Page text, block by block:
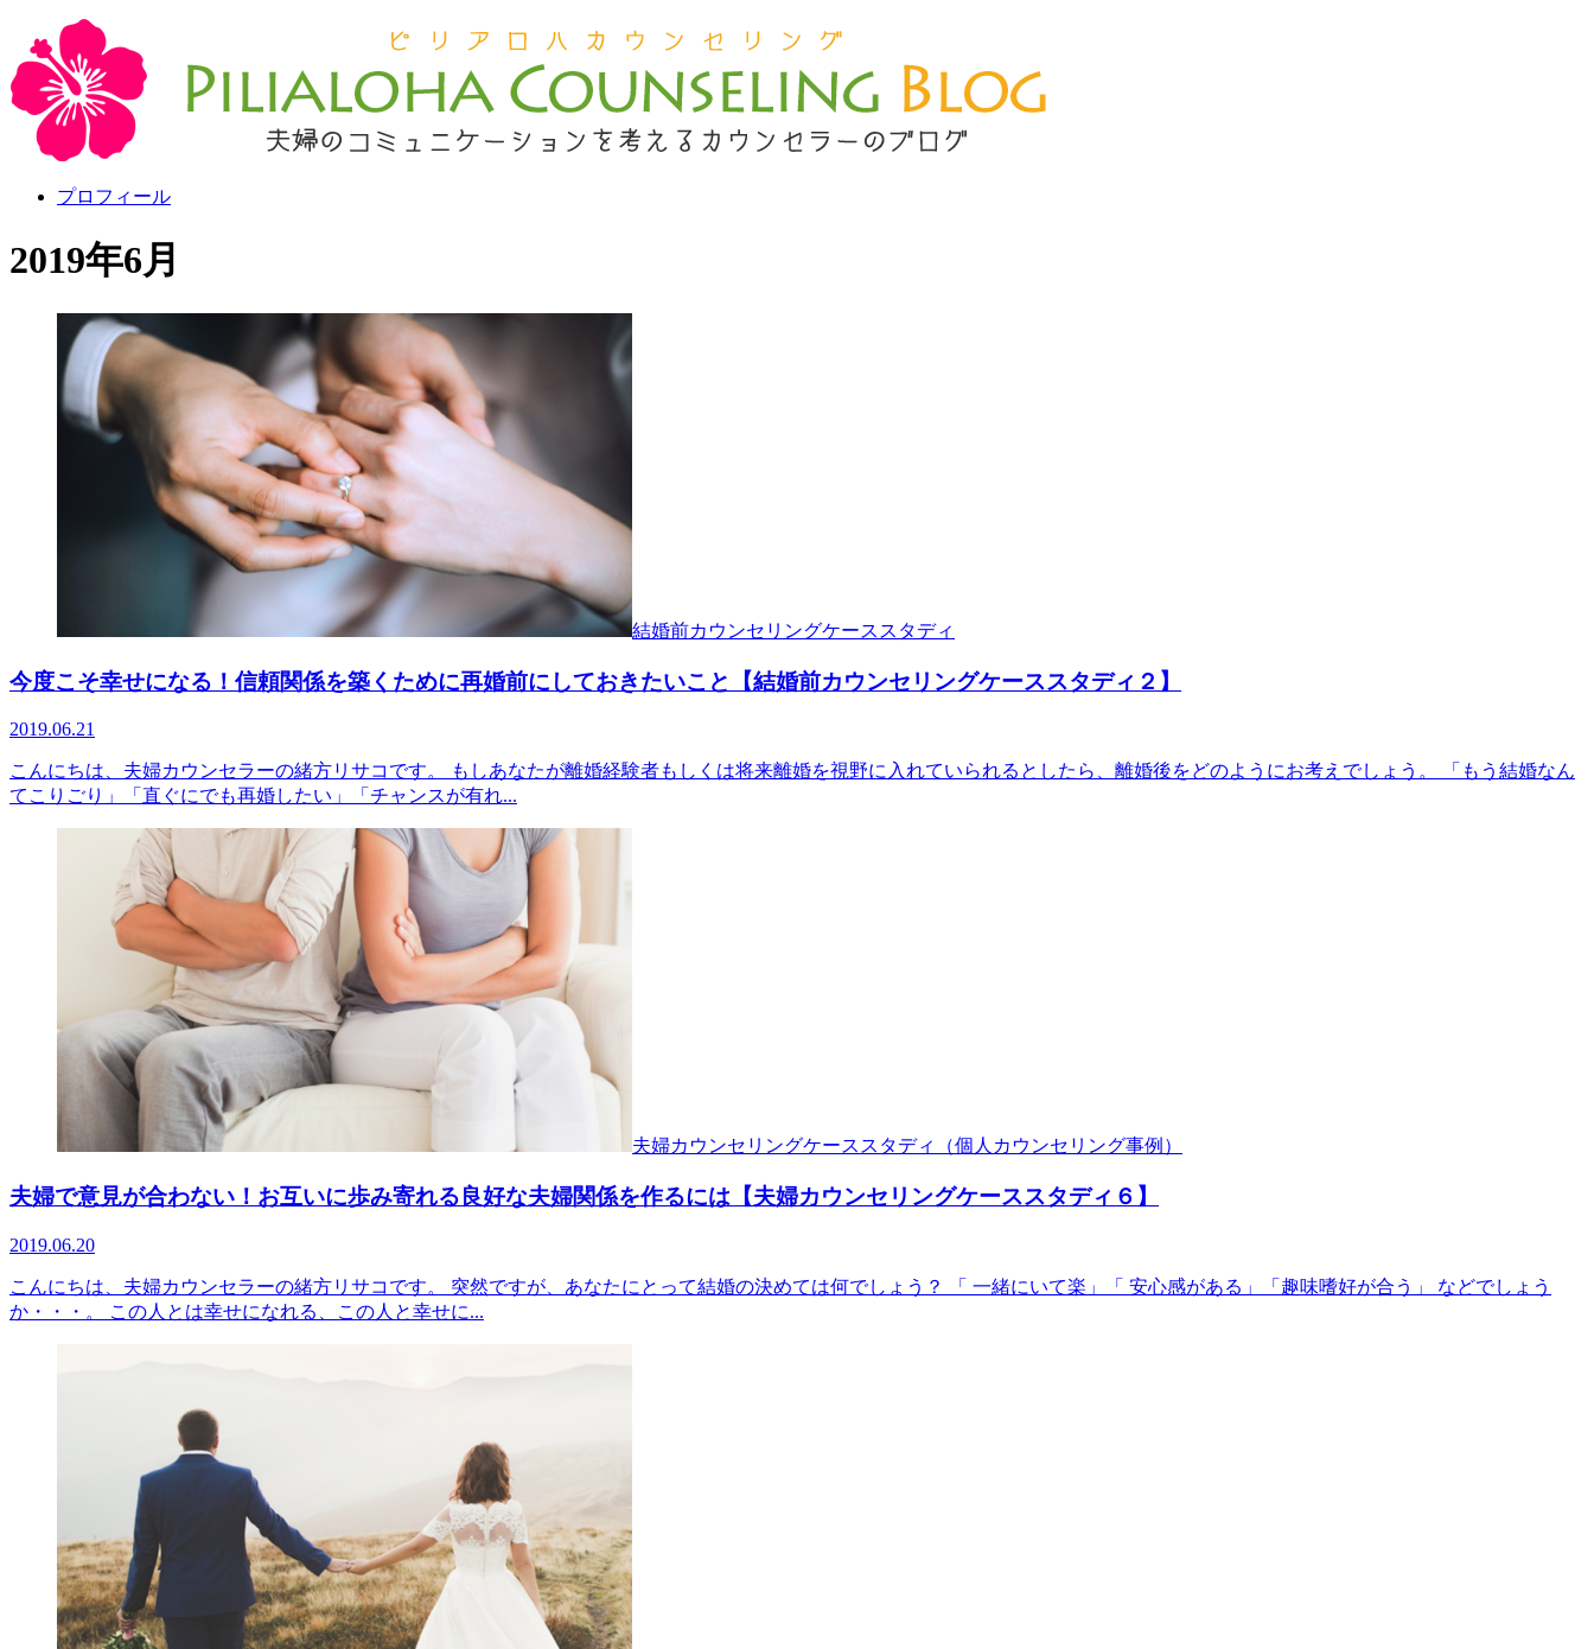
プロフィール
2019年6月
結婚前カウンセリングケーススタディ
今度こそ幸せになる！信頼関係を築くために再婚前にしておきたいこと【結婚前カウンセリングケーススタディ２】
2019.06.21
こんにちは、夫婦カウンセラーの緒方リサコです。 もしあなたが離婚経験者もしくは将来離婚を視野に入れていられるとしたら、離婚後をどのようにお考えでしょう。 「もう結婚なん
てこりごり」「直ぐにでも再婚したい」「チャンスが有れ...
夫婦カウンセリングケーススタディ（個人カウンセリング事例）
夫婦で意見が合わない！お互いに歩み寄れる良好な夫婦関係を作るには【夫婦カウンセリングケーススタディ６】
2019.06.20
こんにちは、夫婦カウンセラーの緒方リサコです。 突然ですが、あなたにとって結婚の決めては何でしょう？ 「 一緒にいて楽」「 安心感がある」「趣味嗜好が合う」 などでしょう
か・・・。 この人とは幸せになれる、この人と幸せに...